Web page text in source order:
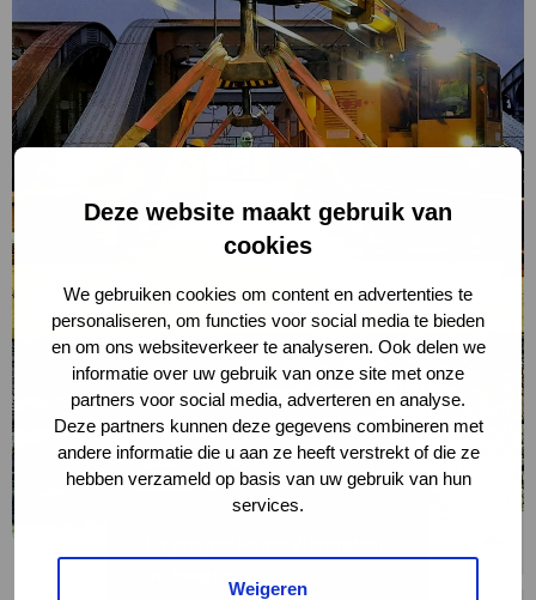
Deze website maakt gebruik van
cookies
We gebruiken cookies om content en advertenties te
personaliseren, om functies voor social media te bieden
en om ons websiteverkeer te analyseren. Ook delen we
informatie over uw gebruik van onze site met onze
partners voor social media, adverteren en analyse.
Deze partners kunnen deze gegevens combineren met
andere informatie die u aan ze heeft verstrekt of die ze
hebben verzameld op basis van uw gebruik van hun
services.
Weigeren